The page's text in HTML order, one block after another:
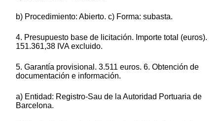
b) Procedimiento: Abierto. c) Forma: subasta.
4. Presupuesto base de licitación. Importe total (euros).
151.361,38 IVA excluido.
5. Garantía provisional. 3.511 euros. 6. Obtención de
documentación e información.
a) Entidad: Registro-Sau de la Autoridad Portuaria de
Barcelona.